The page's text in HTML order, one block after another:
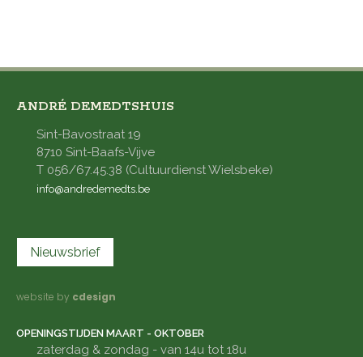
ANDRÉ DEMEDTSHUIS
Sint-Bavostraat 19
8710 Sint-Baafs-Vijve
T 056/67.45.38 (Cultuurdienst Wielsbeke)
info@andredemedts.be
Nieuwsbrief
website by cdesign
OPENINGSTIJDEN MAART - OKTOBER
zaterdag & zondag - van 14u tot 18u